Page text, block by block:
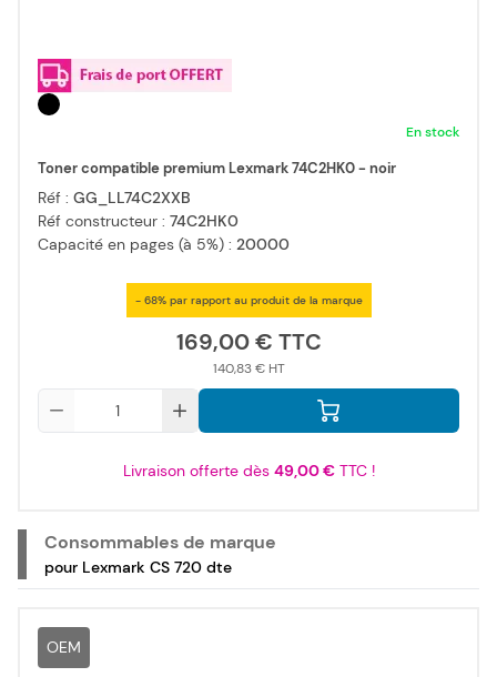
En stock
Toner compatible premium Lexmark 74C2HK0 - noir
Réf : GG_LL74C2XXB
Réf constructeur : 74C2HK0
Capacité en pages (à 5%) : 20000
- 68% par rapport au produit de la marque
169,00 €
140,83 €
Livraison offerte dès 49,00 €TTC !
Consommables de marque
pour Lexmark CS 720 dte
OEM